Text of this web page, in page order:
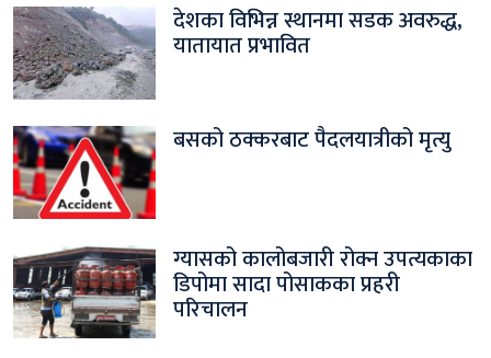
देशका विभिन्न स्थानमा सडक अवरुद्ध,
यातायात प्रभावित
बसको ठक्करबाट पैदलयात्रीको मृत्यु
ग्यासको कालोबजारी रोक्न उपत्यकाका
डिपोमा सादा पोसाकका प्रहरी
परिचालन